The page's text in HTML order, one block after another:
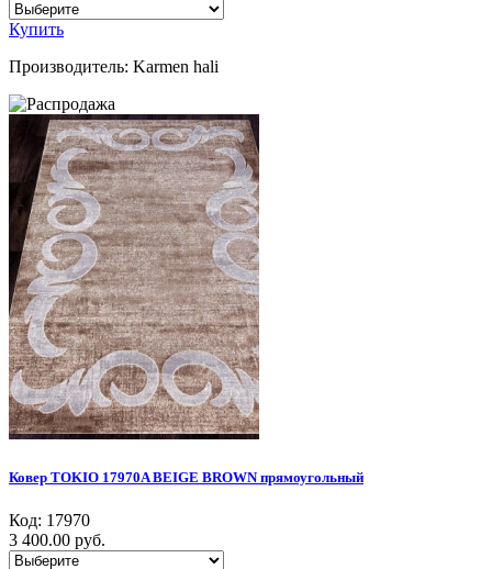
Купить
Производитель: Karmen hali
Ковер TOKIO 17970A BEIGE BROWN прямоугольный
Код: 17970
3 400.00 руб.